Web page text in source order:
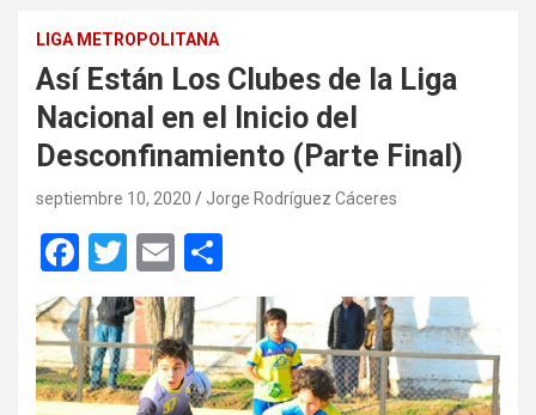
LIGA METROPOLITANA
Así Están Los Clubes de la Liga
Nacional en el Inicio del
Desconfinamiento (Parte Final)
septiembre 10, 2020 Jorge Rodríguez Cáceres
F
a
ce
b
o
T
wi
tt
er
E
m
ail
o
m
p
ar